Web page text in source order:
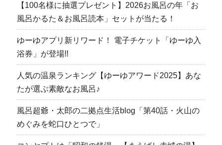
【100名様に抽選プレゼント】2026お風呂の年「お
風呂かるた＆お風呂読本」セットが当たる！
ゆーゆアプリ新リワード！ 電子チケット「ゆーゆ入
浴券」が登場!!
人気の温泉ランキング【ゆーゆアワード2025】あな
たが選ぶ素敵なお風呂♪
風呂超爺・太郎の二拠点生活blog「第40話・火山の
めぐみを蛇口ひとつで」